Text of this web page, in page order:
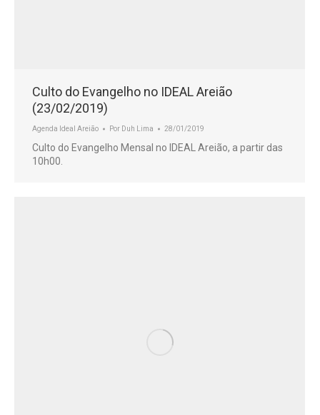
Culto do Evangelho no IDEAL Areião
(23/02/2019)
Agenda Ideal Areião Por Duh Lima 28/01/2019
Culto do Evangelho Mensal no IDEAL Areião, a partir das
10h00.